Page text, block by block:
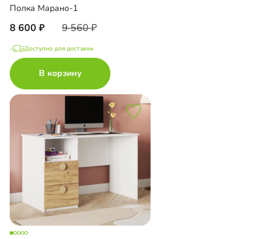
Полка Марано-1
8 600 9 560
Доступно для доставки
В корзину